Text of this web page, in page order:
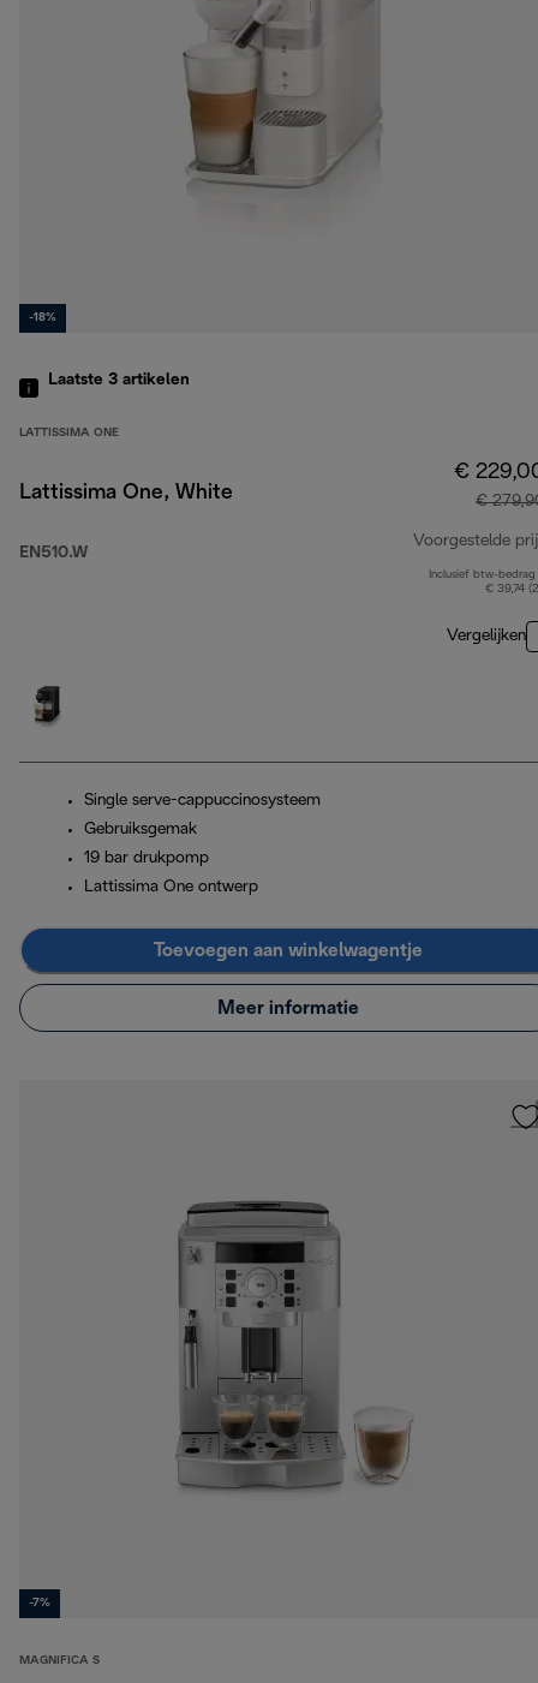
-18%
Laatste 3 artikelen
LATTISSIMA ONE
Lattissima One, White
EN510.W
€
€
Voorgestelde
Inclusief btw-bedrag
€ 39,74
Vergelijken
Single serve-cappuccinosysteem
Gebruiksgemak
19 bar drukpomp
Lattissima One ontwerp
Toevoegen aan winkelwagentje
Meer informatie
-7%
MAGNIFICA S